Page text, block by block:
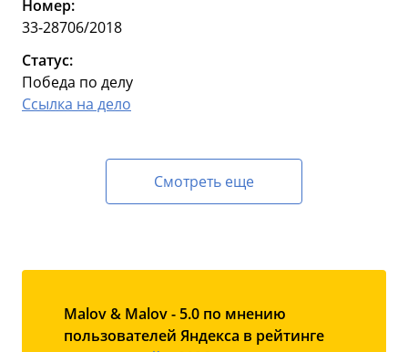
Номер:
33-28706/2018
Статус:
Победа по делу
Ссылка на дело
Смотреть еще
Malov & Malov - 5.0 по мнению
пользователей Яндекса в рейтинге